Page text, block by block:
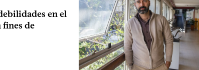
en el
fines de